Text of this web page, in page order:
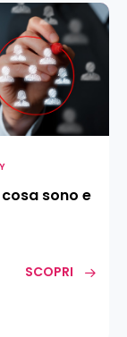
sono e
SCOPRI